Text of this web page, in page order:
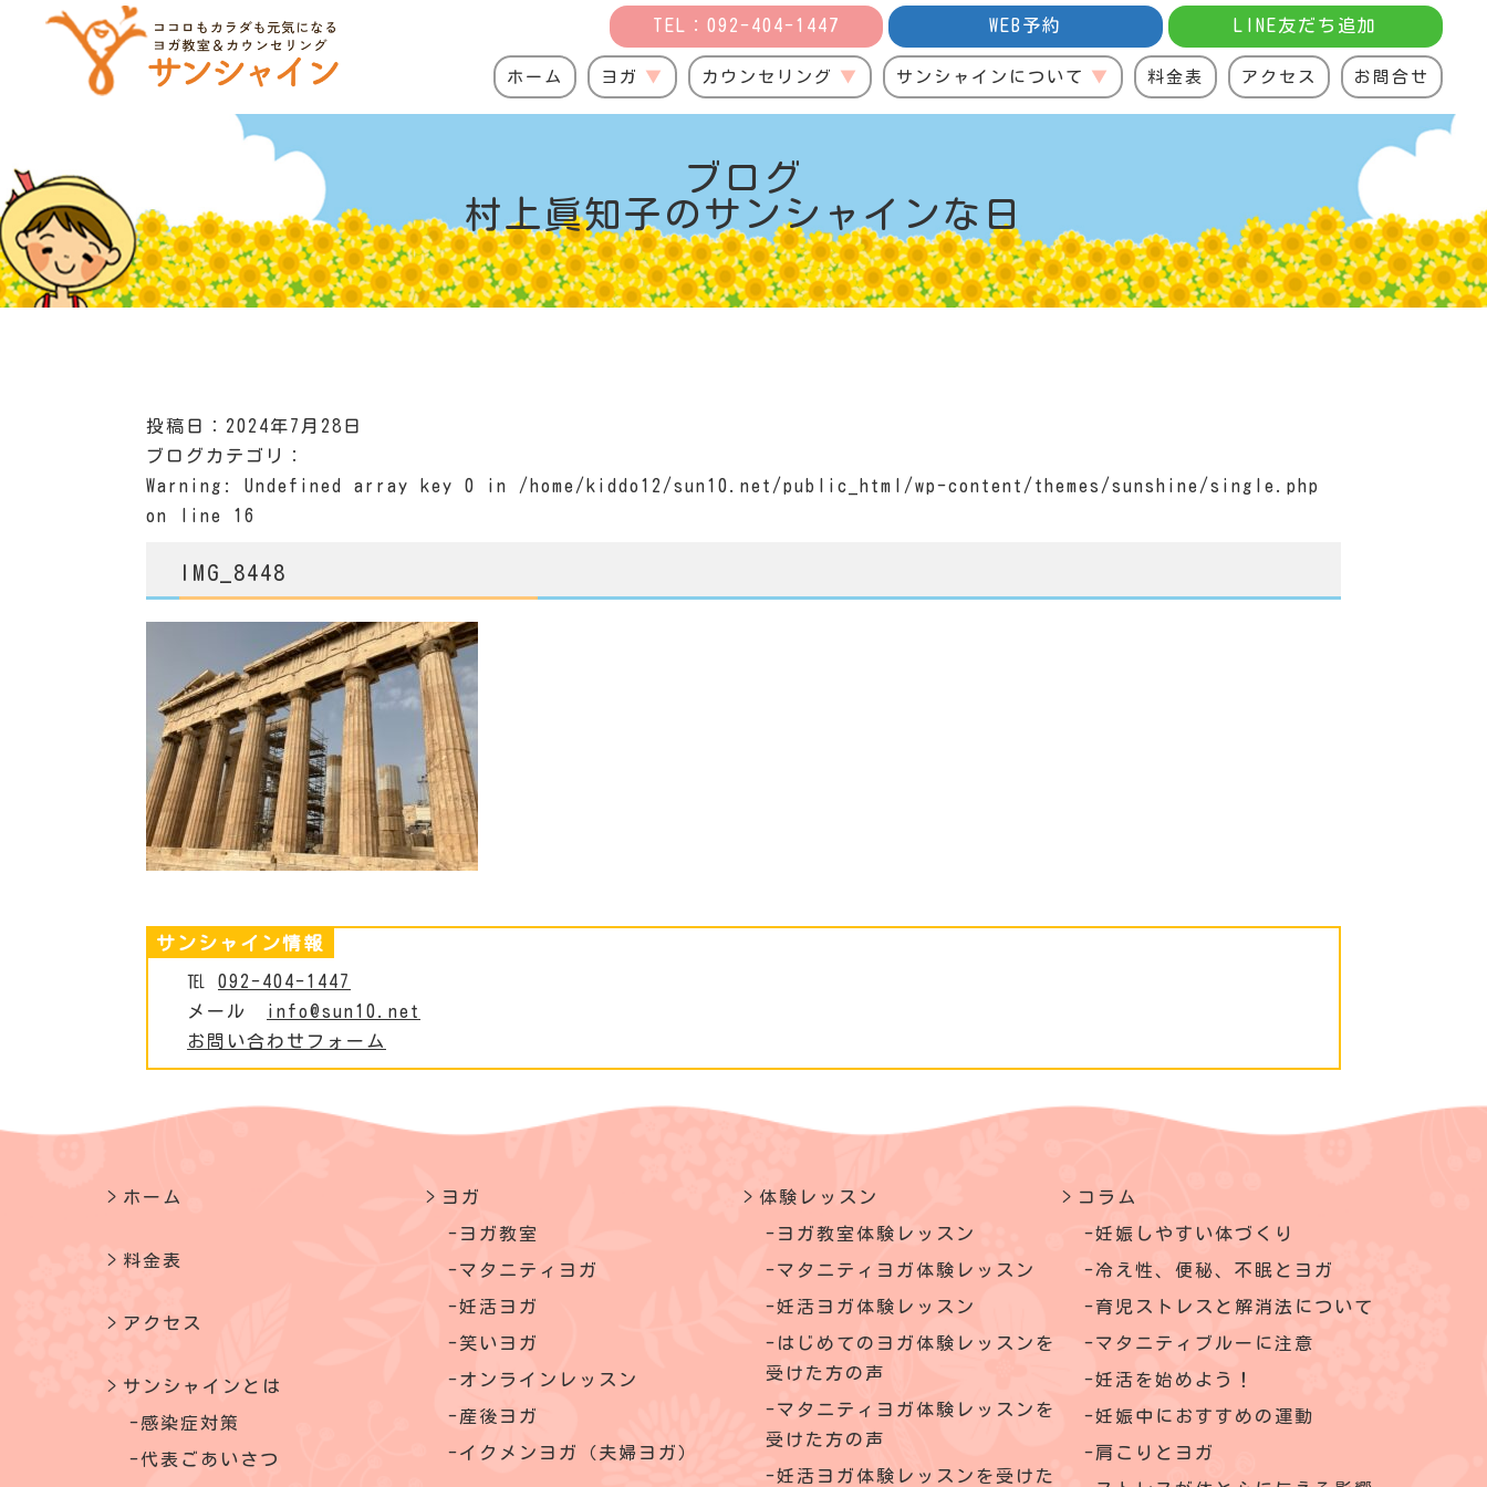
TEL：092-404-1447 WEB予約 LINE友だち追加
ホーム ヨガ カウンセリング サンシャインについて 料金表 アクセス お問合せ
ブログ
村上眞知子の サンシャインな日
投稿日：2024年7月28日
ブログカテゴリ：
Warning : Undefined array key 0 in /home/kiddo12/sun10.net/public_html/wp-content/themes/sunshine/single.php
on line 16
IMG_8448
サンシャイン情報
℡ 092-404-1447
メール
info@sun10.net
お問い合わせフォーム
ホーム
料金表
アクセス
サンシャインとは
感染症対策
代表ごあいさつ
ヨガ
ヨガ教室
マタニティヨガ
妊活ヨガ
笑いヨガ
オンラインレッスン
産後ヨガ
イクメンヨガ（夫婦ヨガ）
体験レッスン
ヨガ教室体験レッスン
マタニティヨガ体験レッスン
妊活ヨガ体験レッスン
はじめてのヨガ体験レッスンを
受けた方の声
マタニティヨガ体験レッスンを
受けた方の声
妊活ヨガ体験レッスンを受けた
コラム
妊娠しやすい体づくり
冷え性、便秘、不眠とヨガ
育児ストレスと解消法について
マタニティブルーに注意
妊活を始めよう！
妊娠中におすすめの運動
肩こりとヨガ